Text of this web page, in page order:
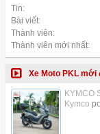
Tin:
Bài viết:
Thành viên:
Thành viên mới nhất:
Xe Moto PKL mới
KYMCO
Kymco